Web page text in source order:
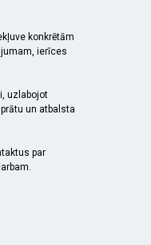
konkrētām
ierīces
uzlabojot
un atbalsta
par